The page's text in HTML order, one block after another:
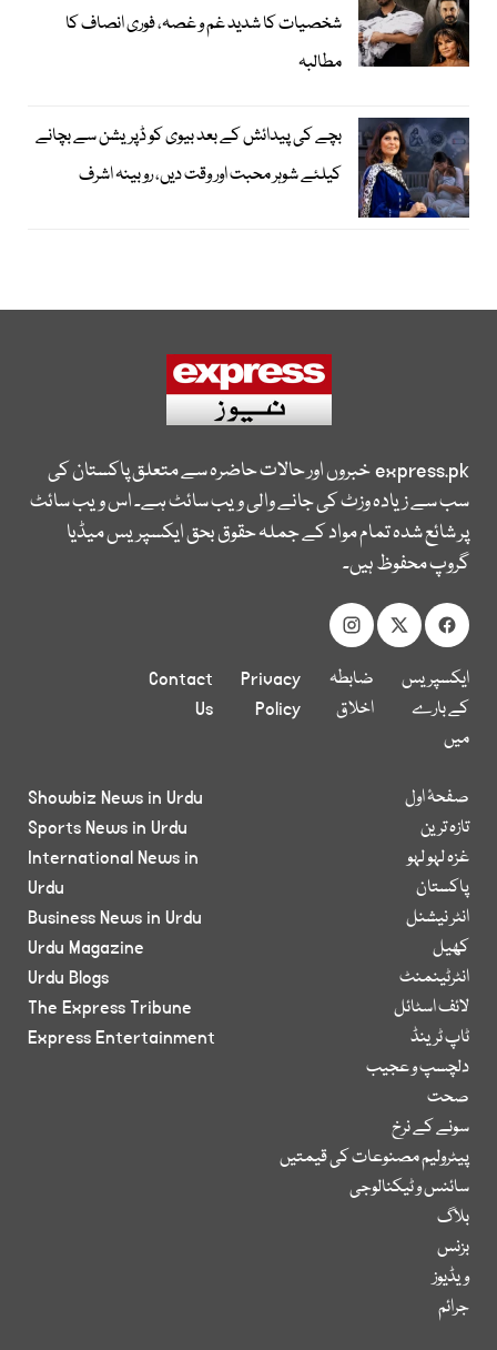
شخصیات کا شدید غم و غصہ، فوری انصاف کا
مطالبہ
بچے کی پیدائش کے بعد بیوی کو ڈپریشن سے بچانے
کیلئے شوہر محبت اور وقت دیں، روبینہ اشرف
express.pkخبروں اور حالات حاضرہ سے متعلق پاکستان کی
سب سے زیادہ وزٹ کی جانے والی ویب سائٹ ہے۔ اس ویب سائٹ
پر شائع شدہ تمام مواد کے جملہ حقوق بحق ایکسپریس میڈیا
گروپ محفوظ ہیں۔
ایکسپریس
کے بارے
میں
ضابطہ
اخلاق
Privacy
Policy
Contact
Us
صفحۂ اول
تازہ ترین
غزہ لہو لہو
پاکستان
انٹر نیشنل
کھیل
انٹرٹینمنٹ
لائف اسٹائل
ٹاپ ٹرینڈ
دلچسپ و عجیب
صحت
سونے کے نرخ
پیٹرولیم مصنوعات کی قیمتیں
سائنس و ٹیکنالوجی
بلاگ
بزنس
ویڈیوز
جرائم
Showbiz News in Urdu
Sports News in Urdu
International News in
Urdu
Business News in Urdu
Urdu Magazine
Urdu Blogs
The Express Tribune
Express Entertainment